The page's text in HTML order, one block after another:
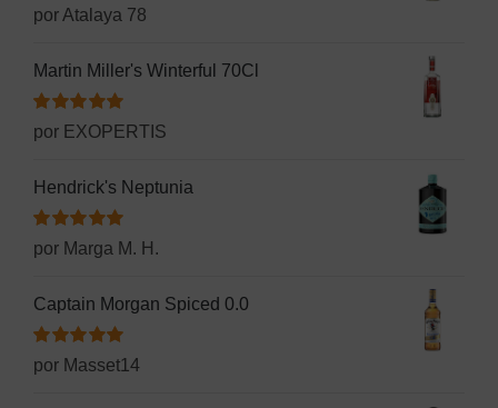
Valorado
con
por Atalaya 78
Martin Miller's Winterful 70Cl
Valorado
con
por EXOPERTIS
Hendrick's Neptunia
Valorado
con
por Marga M. H.
Captain Morgan Spiced 0.0
Valorado
con
por Masset14